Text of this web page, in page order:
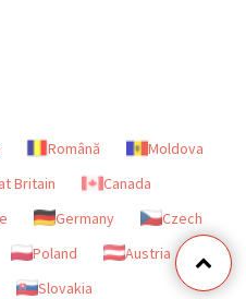
Română
Moldova
Britain
Canada
Germany
Czech
Poland
Austria
Slovakia